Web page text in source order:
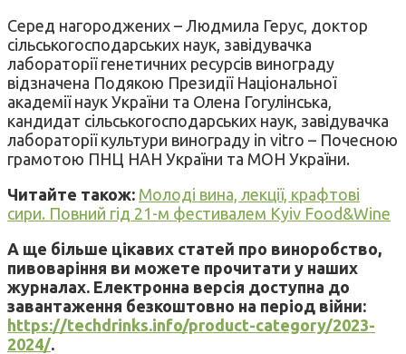
Серед нагороджених – Людмила Герус, доктор
сільськогосподарських наук, завідувачка
лабораторії генетичних ресурсів винограду
відзначена Подякою Президії Національної
академії наук України та Олена Гогулінська,
кандидат сільськогосподарських наук, завідувачка
лабораторії культури винограду in vitro – Почесною
грамотою ПНЦ НАН України та МОН України.
Читайте також: Молоді вина, лекції, крафтові
сири. Повний гід 21-м фестивалем Kyiv Food&Wine
А ще більше цікавих статей про виноробство,
пивоваріння ви можете прочитати у наших
журналах. Електронна версія доступна до
завантаження безкоштовно на період війни:
https://techdrinks.info/product-category/2023-
2024/.